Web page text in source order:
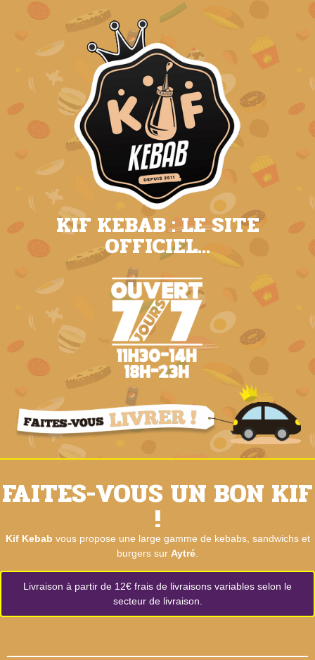
KIF KEBAB : LE SITE
OFFICIEL...
FAITES-VOUS UN BON KIF
!
Kif Kebab vous propose une large gamme de kebabs, sandwichs et
burgers sur Aytré
Livraison à partir de 12€ frais de livraisons variables selon le
secteur de livraison.